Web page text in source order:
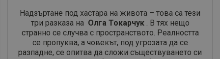
Надзъртане под хастара на живота – това са тези
три разказа на Олга Токарчук. В тях нещо
странно се случва с пространството. Реалността
се пропуква, а човекът, под угрозата да се
разпадне, се опитва да сложи съществуването си